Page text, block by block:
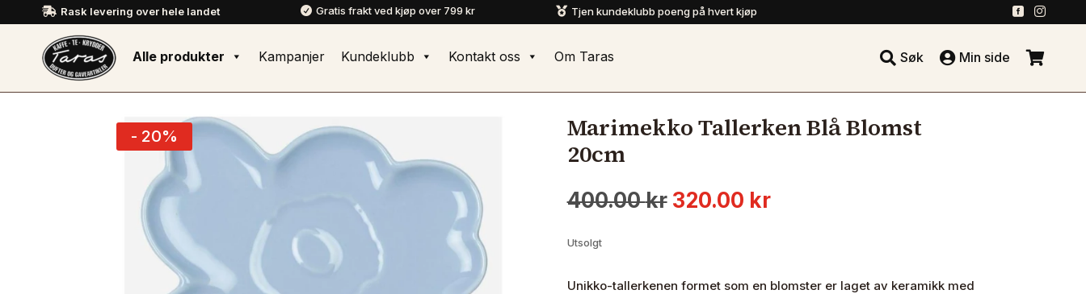
 Rask levering over hele landet  Gratis frakt ved kjøp over 799 kr  Tjen kundeklubb poeng på hvert kjøp  
Alle produkter Kampanjer Kundeklubb Kontakt oss Om Taras  Søk  Min side 
- 20%
Marimekko Tallerken Blå Blomst
20cm
400.00kr Opprinnelig
320.00 krNåværende
Utsolgt
Unikko-tallerkenen formet som en blomster er laget av keramikk med